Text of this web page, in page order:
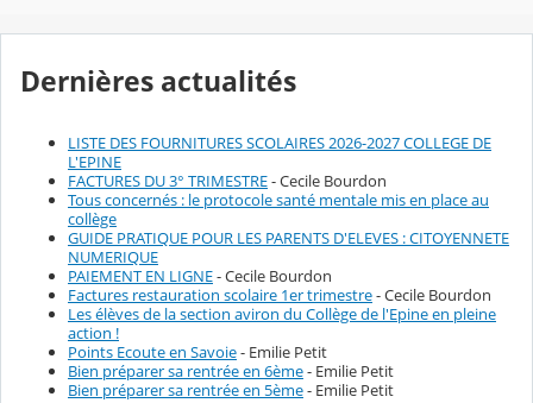
Dernières actualités
LISTE DES FOURNITURES SCOLAIRES 2026-2027 COLLEGE DE
L'EPINE
FACTURES DU 3° TRIMESTRE- Cecile Bourdon
Tous concernés : le protocole santé mentale mis en place au
collège
GUIDE PRATIQUE POUR LES PARENTS D'ELEVES : CITOYENNETE
NUMERIQUE
PAIEMENT EN LIGNE- Cecile Bourdon
Factures restauration scolaire 1er trimestre- Cecile Bourdon
Les élèves de la section aviron du Collège de l'Epine en pleine
action !
Points Ecoute en Savoie- Emilie Petit
Bien préparer sa rentrée en 6ème- Emilie Petit
Bien préparer sa rentrée en 5ème- Emilie Petit